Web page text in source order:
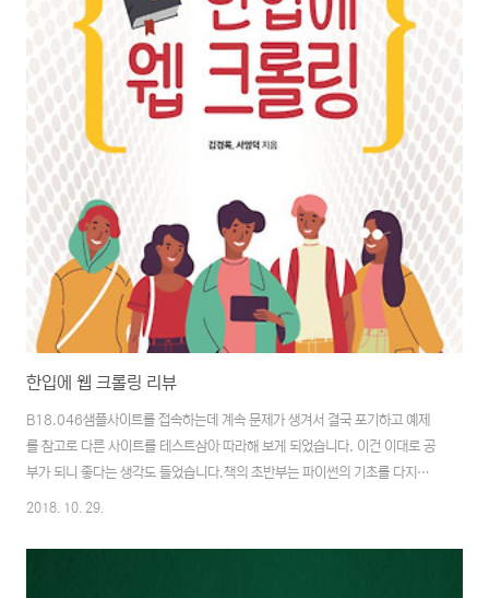
한입에 웹 크롤링 리뷰
B18.046샘플사이트를 접속하는데 계속 문제가 생겨서 결국 포기하고 예제
를 참고로 다른 사이트를 테스트삼아 따라해 보게 되었습니다. 이건 이대로 공
부가 되니 좋다는 생각도 들었습니다.책의 초반부는 파이썬의 기초를 다지기
위한 문법을 설명해 주고 있으며, 중반부는 샘플 사이트를 통해 크롤링하는 방
용하는 방법등도 책의 샘플을 따라하는데는 지장이 없을만큼 자세하게 나와있
2018. 10. 29.